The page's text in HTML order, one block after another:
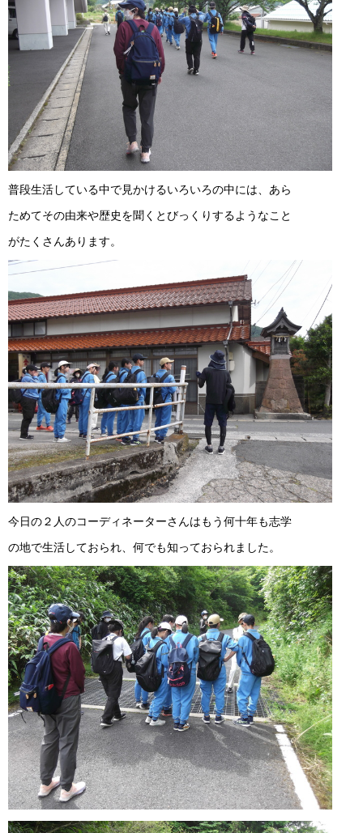
普段生活している中で見かけるいろいろの中には、あら
ためてその由来や歴史を聞くとびっくりするようなこと
がたくさんあります。
今日の２人のコーディネーターさんはもう何十年も志学
の地で生活しておられ、何でも知っておられました。